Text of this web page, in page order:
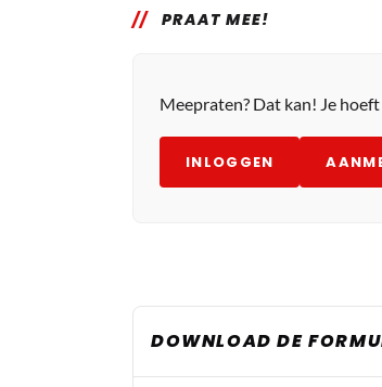
PRAAT MEE!
Meepraten? Dat kan! Je
INLOGGEN
DOWNLOAD DE